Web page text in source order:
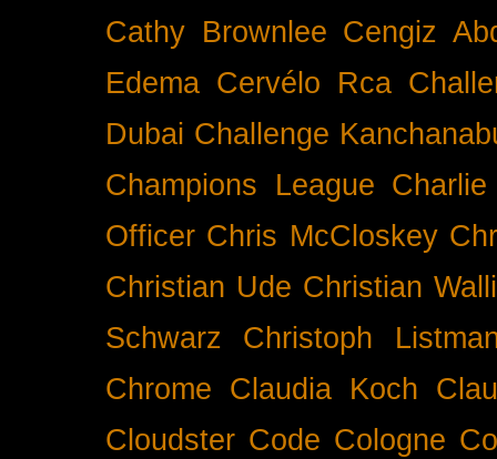
Cathy Brownlee Cengiz
Edema Cervélo Rca
Dubai Challenge
Champions League
Officer Chris McCloskey
Christian Ude Christian
Schwarz
Christoph
Chrome Claudia Koch
Cloudster Code Cologne